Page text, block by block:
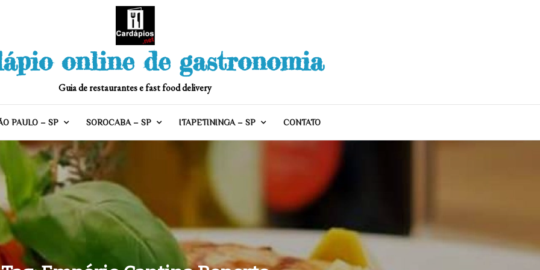
online de gastronomia
Guia de restaurantes e fast food delivery
PAULO – SP SOROCABA – SP ITAPETININGA – SP CONTATO